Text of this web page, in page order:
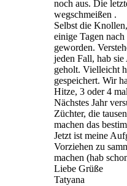
noch aus. Die
wegschmeißen .
Selbst die
einige Tagen
geworden.
jeden Fall, hab
geholt. Vielleicht
gespeichert. Wir
Hitze, 3 oder 4
Nächstes Jahr
Züchter, die
machen das
Jetzt ist meine
Vorziehen zu
machen (hab
Liebe Grüße
Tatyana